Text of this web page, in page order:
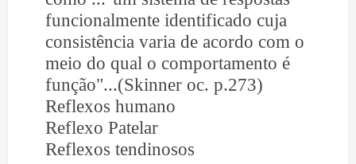
funcionalmente identificado cuja
consistência varia de acordo com o
meio do qual o comportamento é
função"...(Skinner oc. p.273)
Reflexos humano
Reflexo Patelar
Reflexos tendinosos